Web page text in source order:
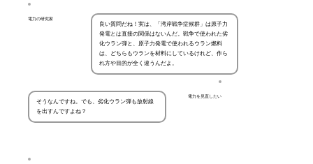
電力の研究家
良い質問だね！実は、「湾岸戦争症候群」は原子力
発電とは直接の関係はないんだ。戦争で使われた劣
化ウラン弾と、原子力発電で使われるウラン燃料
は、どちらもウランを材料にしているけれど、作ら
れ方や目的が全く違うんだよ。
電力を見直したい
そうなんですね。でも、劣化ウラン弾も放射線
を出すんですよね？